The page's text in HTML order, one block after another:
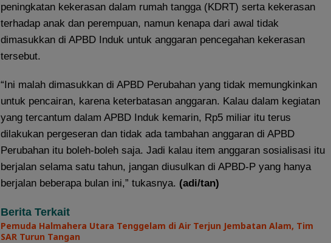
peningkatan kekerasan dalam rumah tangga (KDRT) serta kekerasan
terhadap anak dan perempuan, namun kenapa dari awal tidak
dimasukkan di APBD Induk untuk anggaran pencegahan kekerasan
tersebut.
“Ini malah dimasukkan di APBD Perubahan yang tidak memungkinkan
untuk pencairan, karena keterbatasan anggaran. Kalau dalam kegiatan
yang tercantum dalam APBD Induk kemarin, Rp5 miliar itu terus
dilakukan pergeseran dan tidak ada tambahan anggaran di APBD
Perubahan itu boleh-boleh saja. Jadi kalau item anggaran sosialisasi itu
berjalan selama satu tahun, jangan diusulkan di APBD-P yang hanya
berjalan beberapa bulan ini,” tukasnya. (adi/tan)
Berita Terkait
Pemuda Halmahera Utara Tenggelam di Air Terjun Jembatan Alam, Tim
SAR Turun Tangan